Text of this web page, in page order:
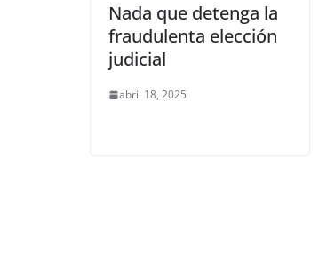
Nada que detenga la
fraudulenta elección
judicial
abril 18, 2025